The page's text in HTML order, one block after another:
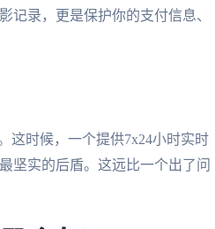
记录，更是保护你的支付信息、
这时候，一个提供7x24小时实时
坚实的后盾。这远比一个出了问